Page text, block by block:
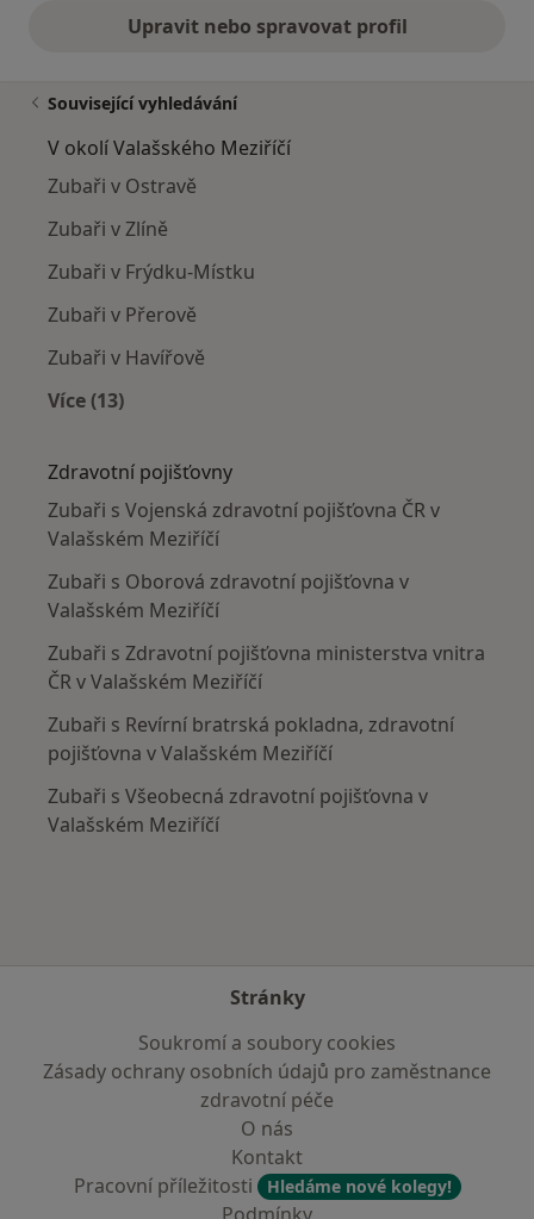
Upravit nebo spravovat profil
Související vyhledávání
V okolí Valašského Meziříčí
Zubaři v Ostravě
Zubaři v Zlíně
Zubaři v Frýdku-Místku
Zubaři v Přerově
Zubaři v Havířově
Více (13)
Zdravotní pojišťovny
Zubaři s Vojenská zdravotní pojišťovna ČR v
Valašském Meziříčí
Zubaři s Oborová zdravotní pojišťovna v
Valašském Meziříčí
Zubaři s Zdravotní pojišťovna ministerstva vnitra
ČR v Valašském Meziříčí
Zubaři s Revírní bratrská pokladna, zdravotní
pojišťovna v Valašském Meziříčí
Zubaři s Všeobecná zdravotní pojišťovna v
Valašském Meziříčí
Stránky
Soukromí a soubory cookies
Zásady ochrany osobních údajů pro zaměstnance
zdravotní péče
O nás
Kontakt
Pracovní příležitosti
Hledáme nové kolegy!